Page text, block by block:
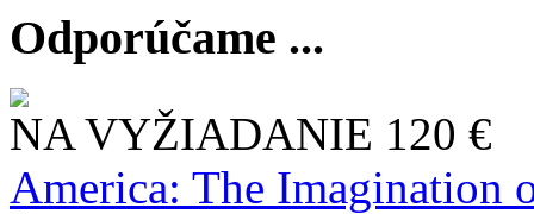
Odporúčame ...
NA VYŽIADANIE 120 €
America: The Imagination